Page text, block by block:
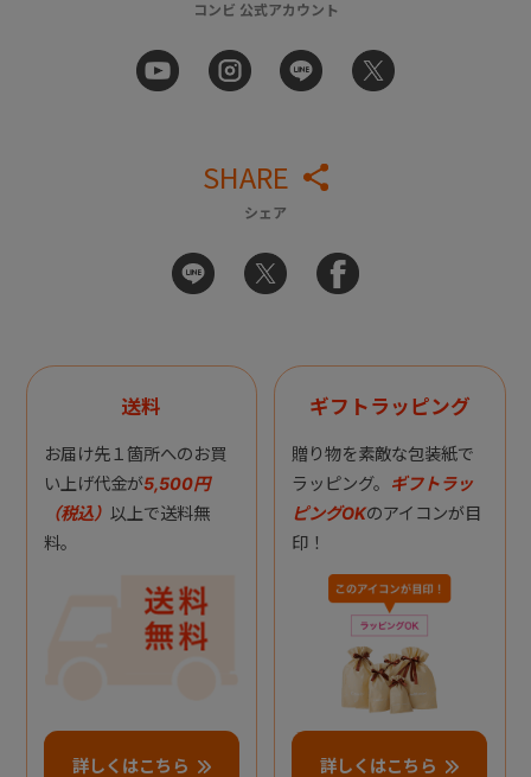
コンビ 公式アカウント
SHARE
シェア
送料
お届け先１箇所へのお買
い上げ代金が5,500円
（税込） 以上で送料無
料。
詳しくはこちら
ギフトラッピング
贈り物を素敵な包装紙で
ラッピング。 ギフトラッ
ピングOKのアイコンが目
印！
詳しくはこちら